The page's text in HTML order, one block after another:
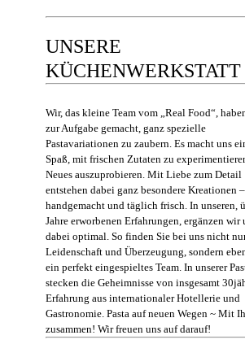
UNSERE
KÜCHENWERKSTATT
Wir, das kleine Team vom „Real Food“,
zur Aufgabe gemacht, ganz spezielle
Pastavariationen zu zaubern. Es macht uns
Spaß, mit frischen Zutaten zu
Neues auszuprobieren. Mit Liebe zum Detail
entstehen dabei ganz besondere Kreationen –
handgemacht und täglich frisch. In unseren,
Jahre erworbenen Erfahrungen, ergänzen wir
dabei optimal. So finden Sie bei uns nicht
Leidenschaft und Überzeugung, sondern
ein perfekt eingespieltes Team. In unserer
stecken die Geheimnisse von insgesamt
Erfahrung aus internationaler Hotellerie und
Gastronomie. Pasta auf neuen Wegen ~ Mit
zusammen! Wir freuen uns auf darauf!